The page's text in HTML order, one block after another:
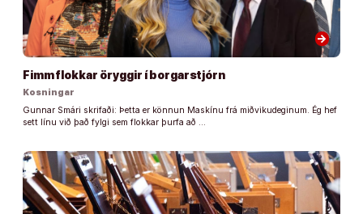
arrow_forward
Fimm flokkar öryggir í borgarstjórn
Kosningar
Gunnar Smári skrifaði: Þetta er könnun Maskínu frá miðvikudeginum. Ég hef
sett línu við það fylgi sem flokkar þurfa að …